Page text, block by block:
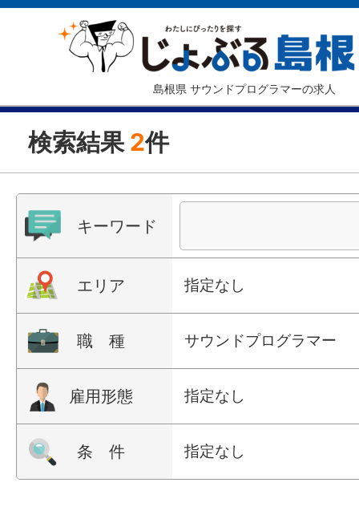
島根県 サウンドプログラマーの求人
検索結果 2件
キーワード
エリア 指定なし
職 種 サウンドプログラマー
雇用形態 指定なし
条 件 指定なし